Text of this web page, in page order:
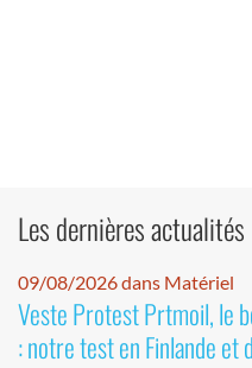
Les dernières actualités
09/08/2026 dans Matériel
Veste Protest Prtmoil, le
: notre test en Finlande et